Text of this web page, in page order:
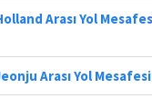
Arası Yol
Arası Yol